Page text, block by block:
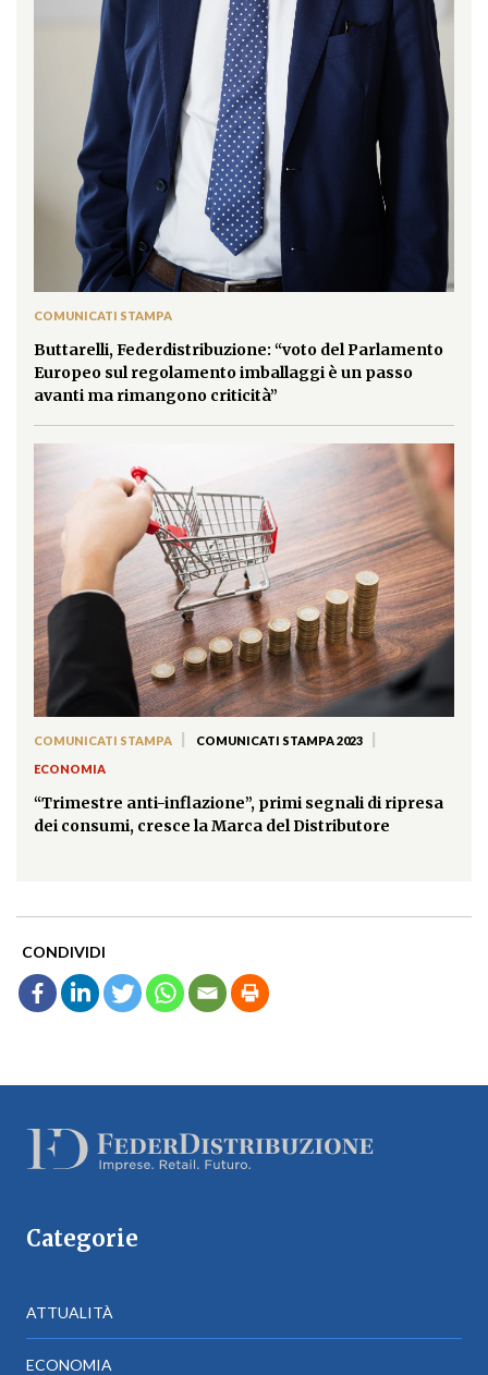
COMUNICATI STAMPA
Buttarelli, Federdistribuzione: “voto del Parlamento
Europeo sul regolamento imballaggi è un passo
avanti ma rimangono criticità”
COMUNICATI STAMPA COMUNICATI STAMPA 2023
ECONOMIA
“Trimestre anti-inflazione”, primi segnali di ripresa
dei consumi, cresce la Marca del Distributore
CONDIVIDI
Categorie
ATTUALITÀ
ECONOMIA